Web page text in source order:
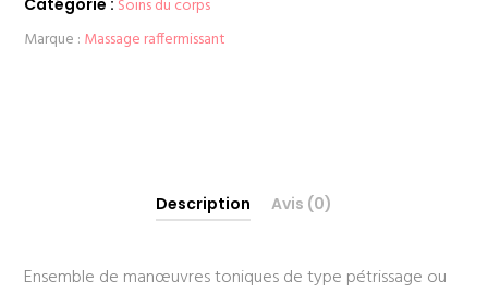
Soins du corps
Marque : Massage raffermissant
Description Avis (0)
Ensemble de manœuvres toniques de type pétrissage ou